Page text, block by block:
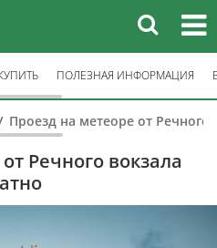
Проезд на метеоре от
Речного вокзала
ПОЛЕЗНАЯ ИНФОРМАЦИЯ